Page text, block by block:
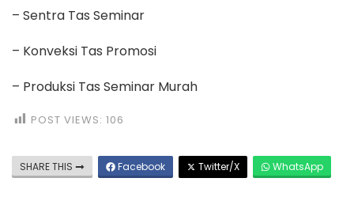
– Sentra Tas Seminar
– Konveksi Tas Promosi
– Produksi Tas Seminar Murah
POST VIEWS: 106
SHARE THIS Facebook Twitter/X WhatsApp